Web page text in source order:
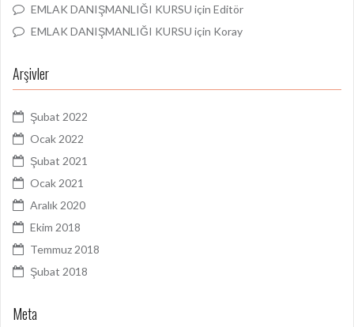
EMLAK DANIŞMANLIĞI KURSU için Editör
EMLAK DANIŞMANLIĞI KURSU için Koray
Arşivler
Şubat 2022
Ocak 2022
Şubat 2021
Ocak 2021
Aralık 2020
Ekim 2018
Temmuz 2018
Şubat 2018
Meta